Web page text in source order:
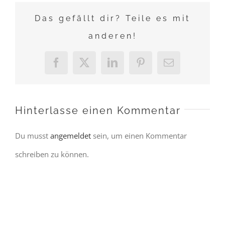
Das gefällt dir? Teile es mit
anderen!
Facebook
X LinkedInPinterest
E-
Hinterlasse einen Kommentar
Du musst angemeldet sein, um einen Kommentar
schreiben zu können.